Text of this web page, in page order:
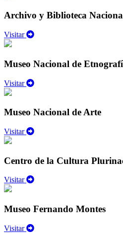
Archivo y Biblioteca
Visitar
Museo Nacional de
Visitar
Museo Nacional de Arte
Visitar
Centro de la Cultura
Visitar
Museo Fernando Montes
Visitar